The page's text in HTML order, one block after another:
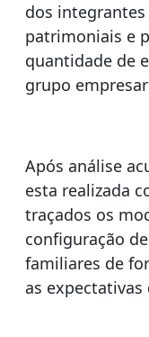
dos
patrimoniais e
quantidade de
grupo
Após análise
esta realizada
traçados os
configuração
familiares de
as expectativas